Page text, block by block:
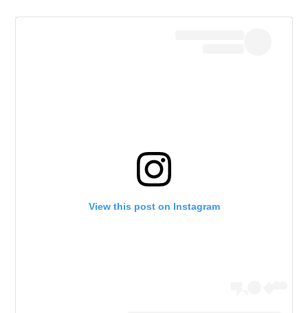
View this post on Instagram